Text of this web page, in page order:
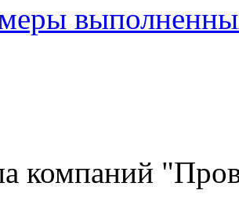
компаний